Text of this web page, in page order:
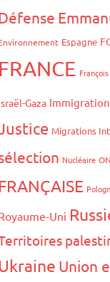
Espagne
FRANCE
Gaza Immigration
Migrations
Nucléaire
FRANÇAISE
Uni
Union